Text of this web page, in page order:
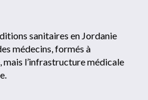
sanitaires en Jordanie
médecins, formés à
mais l’infrastructure médicale